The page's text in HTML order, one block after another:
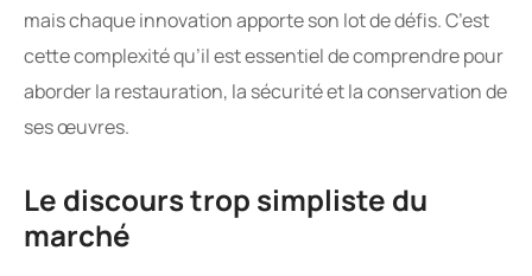
mais chaque innovation apporte son lot de défis. C’est
cette complexité qu’il est essentiel de comprendre pour
aborder la restauration, la sécurité et la conservation de
ses œuvres.
Le discours trop simpliste du
marché